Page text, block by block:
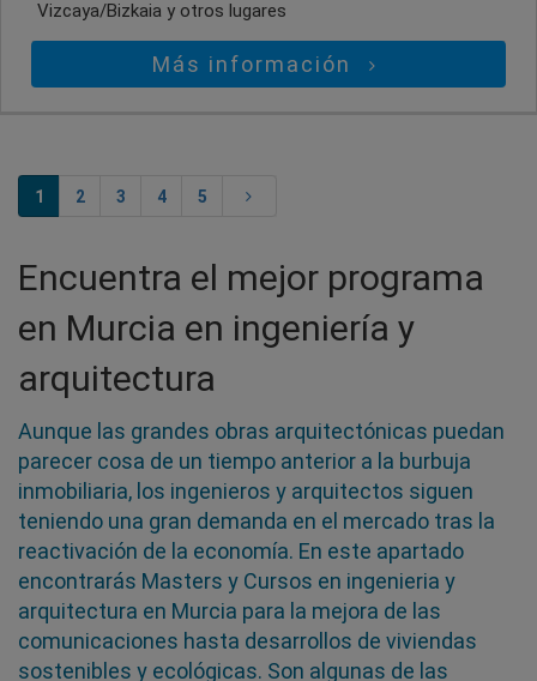
Vizcaya/Bizkaia y otros lugares
Más información
1 2 3 4 5
Encuentra el mejor programa
en Murcia en ingeniería y
arquitectura
Aunque las grandes obras arquitectónicas puedan
parecer cosa de un tiempo anterior a la burbuja
inmobiliaria, los ingenieros y arquitectos siguen
teniendo una gran demanda en el mercado tras la
reactivación de la economía. En este apartado
encontrarás Masters y Cursos en ingenieria y
arquitectura en Murcia para la mejora de las
comunicaciones hasta desarrollos de viviendas
sostenibles y ecológicas. Son algunas de las